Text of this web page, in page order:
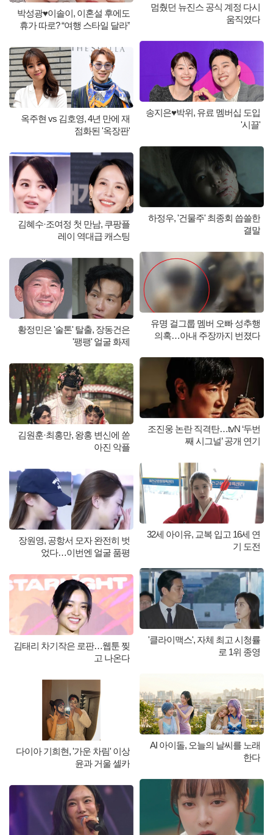
박성광♥이솔이, 이혼설 후에도
휴가 따로? “여행 스타일 달라”
옥주현 vs 김호영, 4년 만에 재
점화된 '옥장판'
김혜수·조여정 첫 만남, 쿠팡플
레이 역대급 캐스팅
황정민은 '술톤' 탈출, 장동건은
'팽팽' 얼굴 화제
김원훈·최홍만, 왕홍 변신에 쏟
아진 악플
장원영, 공항서 모자 완전히 벗
었다…이번엔 얼굴 품평
김태리 차기작은 로판…웹툰 찢
고 나온다
다이아 기희현, '가운 차림' 이상
윤과 거울 셀카
멈췄던 뉴진스 공식 계정 다시
움직였다
송지은♥박위, 유료 멤버십 도입
'시끌'
하정우, '건물주' 최종회 씁쓸한
결말
유명 걸그룹 멤버 오빠 성추행
의혹…아내 주장까지 번졌다
조진웅 논란 직격탄…tvN ‘두번
째 시그널’ 공개 연기
32세 아이유, 교복 입고 16세 연
기 도전
'클라이맥스', 자체 최고 시청률
로 1위 종영
AI 아이돌, 오늘의 날씨를 노래
한다